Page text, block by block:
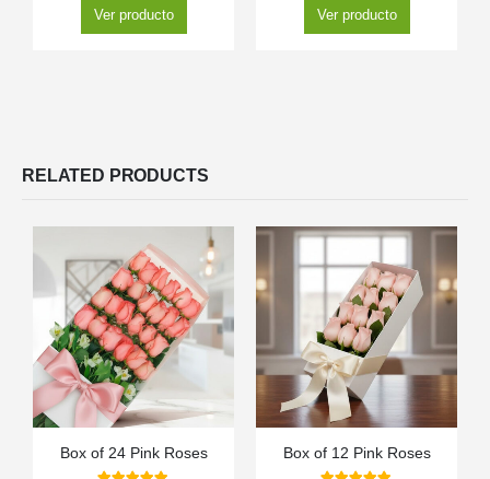
Ver producto Ver producto
RELATED PRODUCTS
Box of 24 Pink Roses Box of 12 Pink Roses